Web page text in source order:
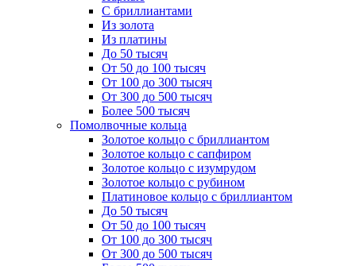
С бриллиантами
Из золота
Из платины
До 50 тысяч
От 50 до 100 тысяч
От 100 до 300 тысяч
От 300 до 500 тысяч
Более 500 тысяч
Помолвочные кольца
Золотое кольцо с бриллиантом
Золотое кольцо с сапфиром
Золотое кольцо с изумрудом
Золотое кольцо с рубином
Платиновое кольцо с бриллиантом
До 50 тысяч
От 50 до 100 тысяч
От 100 до 300 тысяч
От 300 до 500 тысяч